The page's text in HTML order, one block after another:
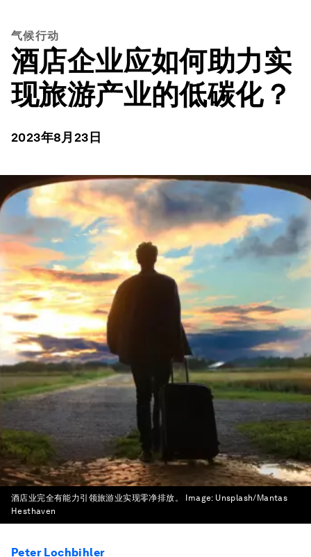
气候行动
酒店企业应如何助力实
现旅游产业的低碳化？
2023年8月23日
酒店业完全有能力引领旅游业实现零净排放。 Image: Unsplash/Mantas
Hesthaven
Peter Lochbihler